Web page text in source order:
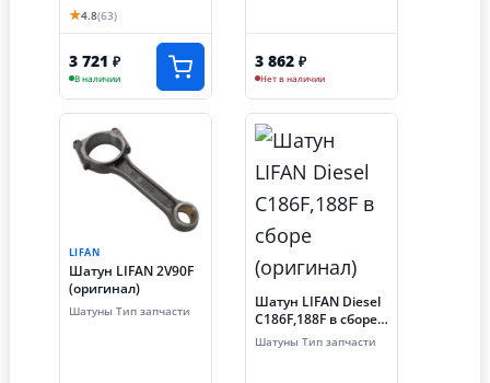
★4.8(63)
3 721 ₽
В наличии
3 862 ₽
Нет в наличии
LIFAN
Шатун LIFAN 2V90F
(оригинал)
Шатуны Тип запчасти
Шатун LIFAN Diesel
C186F,188F в сборе
(оригинал)
Шатуны Тип запчасти